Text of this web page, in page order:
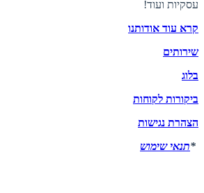
עסקיות ועוד!
קרא עוד אודותנו
שירותים
בלוג
ביקורות לקוחות
הצהרת נגישות
*תנאי שימוש